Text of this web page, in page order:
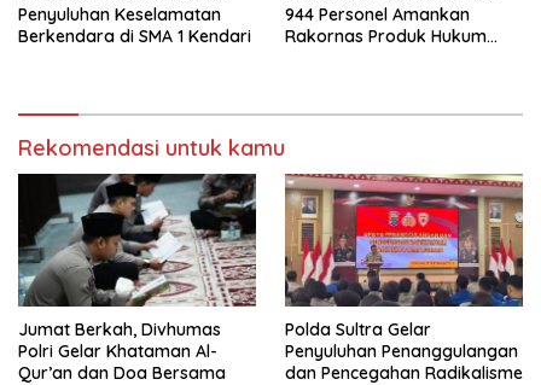
Penyuluhan Keselamatan
Berkendara di SMA 1 Kendari
944 Personel Amankan
Rakornas Produk Hukum
Rekomendasi untuk kamu
Jumat Berkah, Divhumas
Polri Gelar Khataman Al-
Qur’an dan Doa Bersama
Polda Sultra Gelar
Penyuluhan Penanggulangan
dan Pencegahan Radikalisme